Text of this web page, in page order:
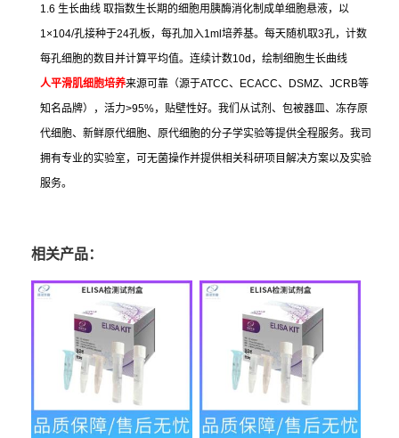
1.6 生长曲线 取指数生长期的细胞用胰酶消化制成单细胞悬液，以
1×104/孔接种于24孔板，每孔加入1ml 培养基。每天随机取3孔，计数
每孔细胞的数目并计算平均值。连续计数10d ，绘制细胞生长曲线
人平滑肌细胞培养来源可靠（源于ATCC、 ECACC、 DSMZ、 JCRB等
知名品牌），活力>95%，贴壁性好。我们从试剂、包被器皿、冻存原
代细胞、新鲜原代细胞、原代细胞的分子学实验等提供全程服务。我司
拥有专业的实验室，可无菌操作并提供相关科研项目解决方案以及实验
服务。
相关产品：